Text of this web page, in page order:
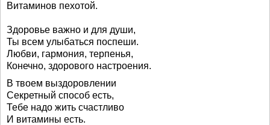
Витаминов пехотой.
Здоровье важно и для души,
Ты всем улыбаться поспеши.
Любви, гармония, терпенья,
Конечно, здорового настроения.
В твоем выздоровлении
Секретный способ есть,
Тебе надо жить счастливо
И витамины есть.